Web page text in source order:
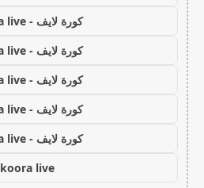
كورة لايف - koora live
كورة لايف - koora live
كورة لايف - koora live
كورة لايف - koora live
كورة لايف - koora live
koora live